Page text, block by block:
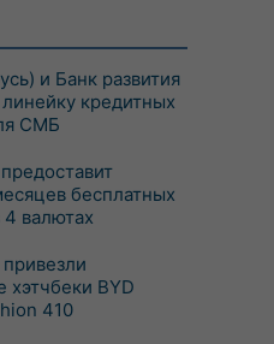
и Банк развития
кредитных
СМБ
бесплатных
валютах
хэтчбеки BYD
410